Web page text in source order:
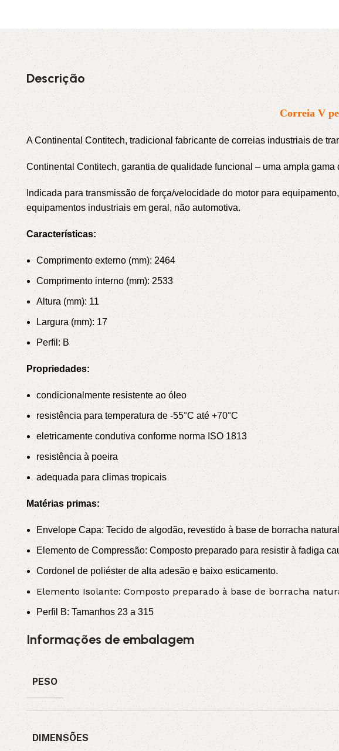
XPA XPB XPZ
Descrição
Correia V
A Continental Contitech, tradicional fabricante de correias industriais de
Continental Contitech, garantia de qualidade funcional – uma ampla
Indicada para transmissão de força/velocidade do motor para
equipamentos industriais em geral, não automotiva.
Características:
Comprimento externo (mm): 2464
Comprimento interno (mm): 2533
Altura (mm): 11
Largura (mm): 17
Perfil: B
Propriedades:
condicionalmente resistente ao óleo
resistência para temperatura de -55°C até +70°C
eletricamente condutiva conforme norma ISO 1813
resistência à poeira
adequada para climas tropicais
Matérias primas:
Envelope Capa: Tecido de algodão, revestido à base de borracha
Elemento de Compressão: Composto preparado para resistir à fadiga
Cordonel de poliéster de alta adesão e baixo esticamento.
Elemento Isolante: Composto preparado à base de borracha
Perfil B: Tamanhos 23 a 315
Informações de embalagem
PESO
DIMENSÕES